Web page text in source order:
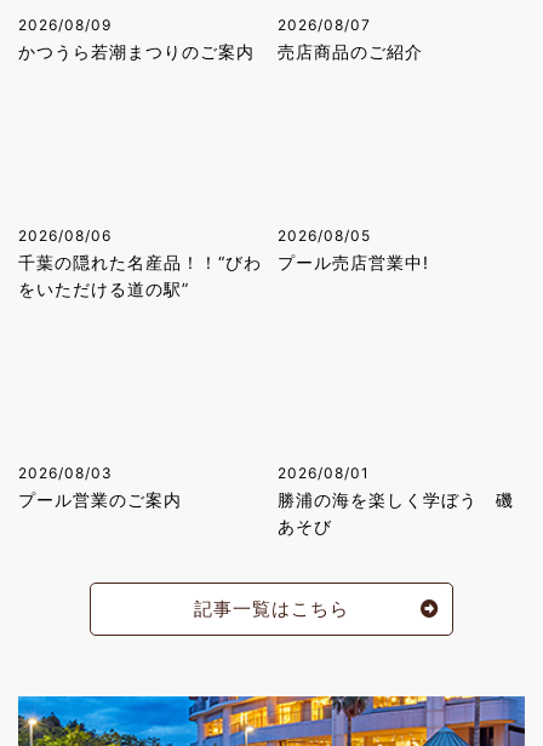
2026/08/09
かつうら若潮まつりのご案内
2026/08/07
売店商品のご紹介
2026/08/06
千葉の隠れた名産品！！“びわ
をいただける道の駅”
2026/08/05
プール売店営業中!
2026/08/03
プール営業のご案内
2026/08/01
勝浦の海を楽しく学ぼう 磯
あそび
記事一覧はこちら